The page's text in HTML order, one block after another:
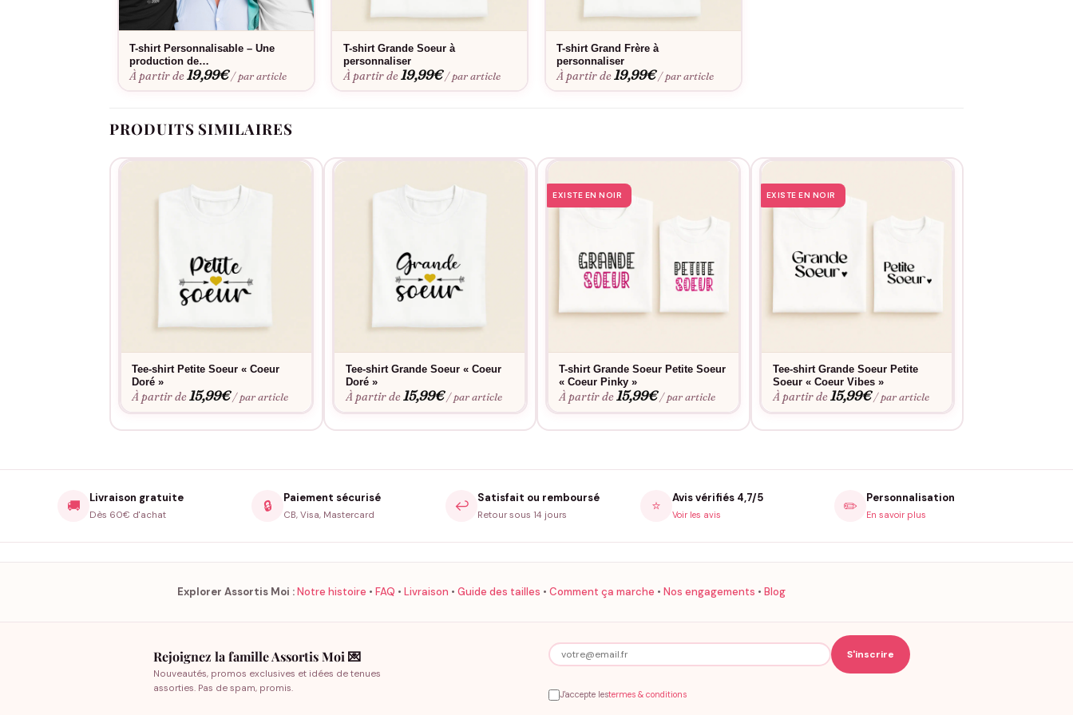
Coeur Doré conservent leur éclat lavage après lavage et résistent parfaitement aux aventures du quotidien.
T-shirt Personnalisable – Une
production de…
À partir de19,99€ / par article
T-shirt Grande Soeur à
personnaliser
À partir de19,99€ / par article
T-shirt Grand Frère à
personnaliser
À partir de19,99€ / par article
PRODUITS SIMILAIRES
Tee-shirt Petite Soeur « Coeur
Doré »
À partir de15,99€ / par article
Tee-shirt Grande Soeur « Coeur
Doré »
À partir de15,99€ / par article
EXISTE EN NOIR
T-shirt Grande Soeur Petite Soeur
« Coeur Pinky »
À partir de15,99€ / par article
EXISTE EN NOIR
Tee-shirt Grande Soeur Petite
Soeur « Coeur Vibes »
À partir de15,99€ / par article
🚚 Livraison gratuite
Dès 60€ d'achat
🔒 Paiement sécurisé
CB, Visa, Mastercard
↩️ Satisfait ou remboursé
Retour sous 14 jours
⭐ Avis vérifiés 4,7/5
Voir les avis ✏️ Personnalisation
En savoir plus
Explorer Assortis Moi :Notre histoire • FAQ • Livraison • Guide des tailles • Comment ça marche • Nos engagements • Blog
Rejoignez la famille Assortis Moi 💌
Nouveautés, promos exclusives et idées de tenues
assorties. Pas de spam, promis.
J'accepte lestermes & conditions